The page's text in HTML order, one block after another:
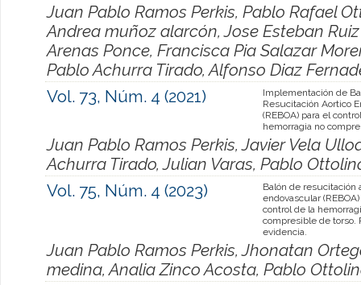
Juan Pablo Ramos Perkis, Pablo Rafael
Andrea muñoz alarcón, Jose Esteban
Arenas Ponce, Francisca Pia Salazar
Pablo Achurra Tirado, Alfonso Diaz
Vol. 73, Núm. 4 (2021)
Implementación de
Resucitación Aortico
(REBOA) para el
hemorragia no
Juan Pablo Ramos Perkis, Javier Vela
Achurra Tirado, Julian Varas, Pablo
Vol. 75, Núm. 4 (2023)
Balón de resucitación
endovascular
control de la
compresible de torso.
evidencia.
Juan Pablo Ramos Perkis, Jhonatan
medina, Analia Zinco Acosta, Pablo